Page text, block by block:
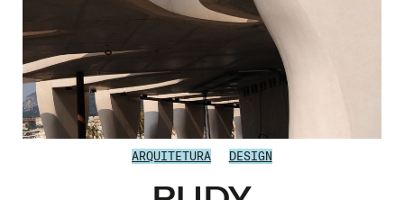
ARQUITETURA DESIGN